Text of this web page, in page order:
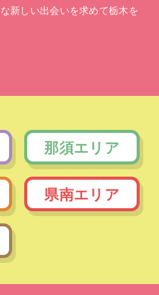
新しい出会いを求めて栃木を
那須エリア
県南エリア